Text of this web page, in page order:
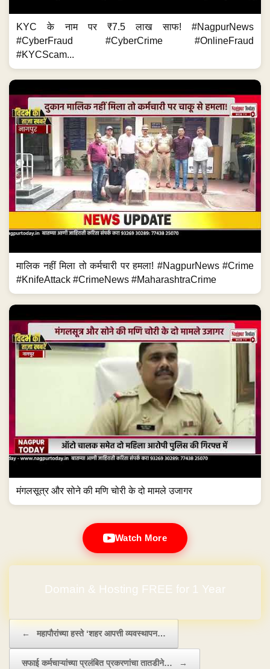
KYC के नाम पर ₹7.5 लाख साफ! #NagpurNews
#CyberFraud #CyberCrime #OnlineFraud
#KYCScam...
मालिक नहीं मिला तो कर्मचारी पर हमला! #NagpurNews #Crime
#KnifeAttack #CrimeNews #MaharashtraCrime
मंगलसूत्र और सोने की मणि चोरी के दो मामले उजागर
Watch More
Domain & Hosting FREE for 1 Year
← महापौरांच्या हस्ते ‘शहर आपत्ती व्यवस्थापन…
सफाई कर्मचाऱ्यांच्या प्रलंबित प्रकरणांचा तातडीने… →